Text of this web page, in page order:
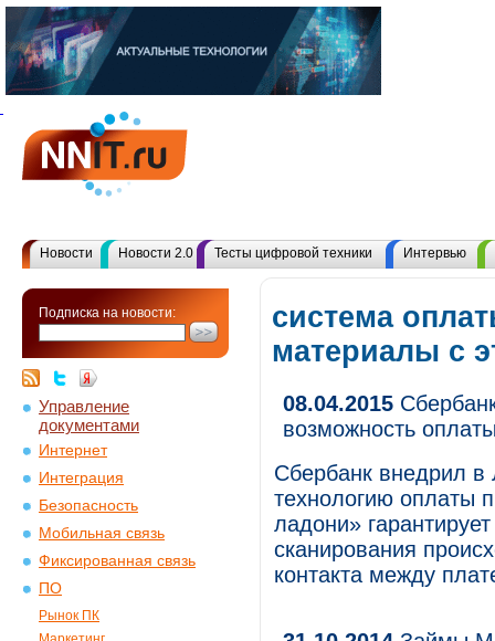
Новости Новости 2.0 Тесты цифровой техники Интервью
Подписка на новости:
Управление
документами
Интернет
Интеграция
Безопасность
Мобильная связь
Фиксированная связь
ПО
Рынок ПК
система
материалы с
08.04.2015
возможность
Сбербанк внедрил
технологию оплаты
ладони»
сканирования
контакта между